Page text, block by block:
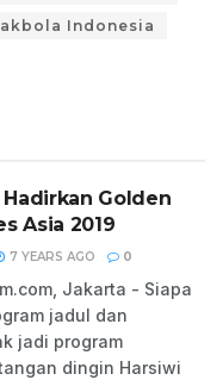
Indonesia
Hadirkan Golden
Asia 2019
7 YEARS AGO 0
Jakarta - Siapa
jadul dan
jadi program
dingin Harsiwi